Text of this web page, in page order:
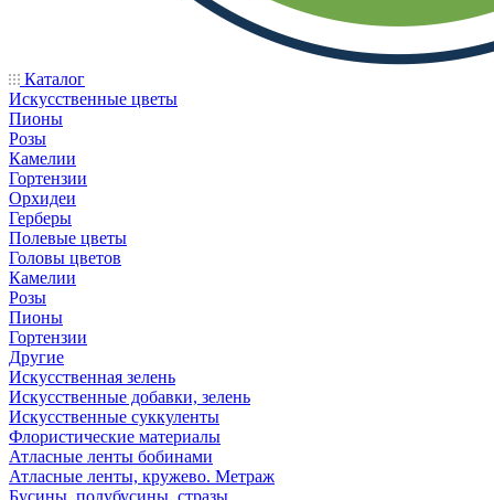
Каталог
Искусственные цветы
Пионы
Розы
Камелии
Гортензии
Орхидеи
Герберы
Полевые цветы
Головы цветов
Камелии
Розы
Пионы
Гортензии
Другие
Искусственная зелень
Искусственные добавки, зелень
Искусственные суккуленты
Флористические материалы
Атласные ленты бобинами
Атласные ленты, кружево. Метраж
Бусины, полубусины, стразы